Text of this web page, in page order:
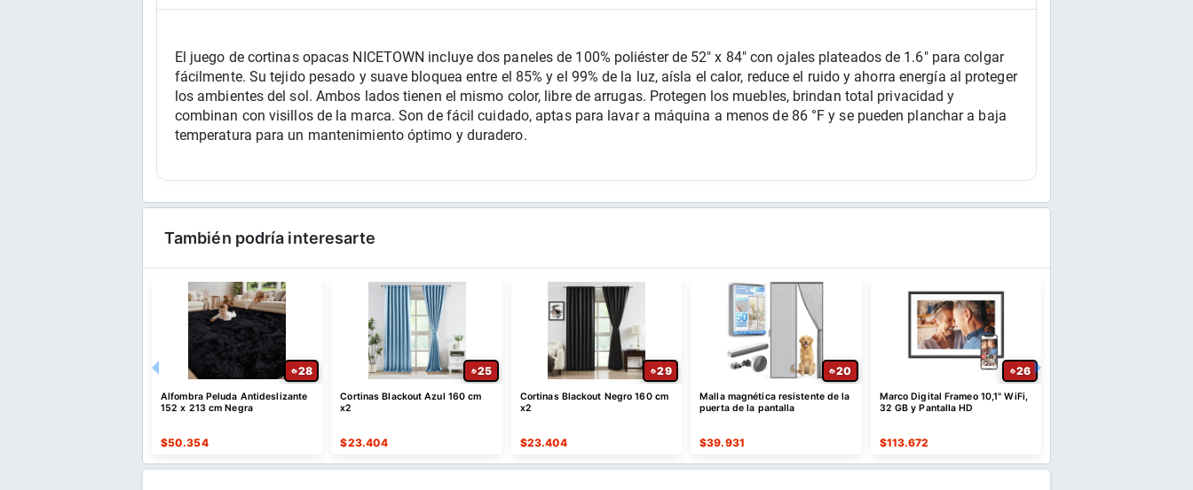
El juego de cortinas opacas NICETOWN incluye dos paneles de 100% poliéster de 52" x 84" con ojales plateados de 1.6" para colgar
fácilmente. Su tejido pesado y suave bloquea entre el 85% y el 99% de la luz, aísla el calor, reduce el ruido y ahorra energía al proteger
los ambientes del sol. Ambos lados tienen el mismo color, libre de arrugas. Protegen los muebles, brindan total privacidad y
combinan con visillos de la marca. Son de fácil cuidado, aptas para lavar a máquina a menos de 86 °F y se pueden planchar a baja
temperatura para un mantenimiento óptimo y duradero.
También podría interesarte
28
Alfombra Peluda Antideslizante
152 x 213 cm Negra
$50.354
25
Cortinas Blackout Azul 160 cm
x2
$23.404
29
Cortinas Blackout Negro 160 cm
x2
$23.404
20
Malla magnética resistente de la
puerta de la pantalla
$39.931
26
Marco Digital Frameo 10,1" WiFi,
32 GB y Pantalla HD
$113.672